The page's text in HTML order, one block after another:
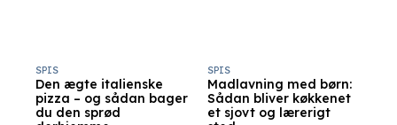
Den ægte italienske
pizza – og sådan bager
du den sprød
SPIS
Madlavning med børn:
Sådan bliver køkkenet
et sjovt og lærerigt
SPIS